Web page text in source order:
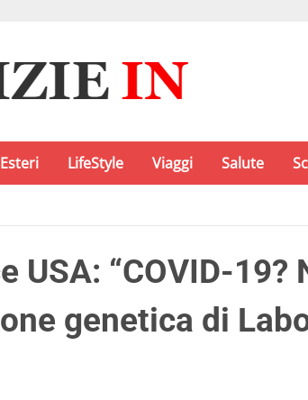
Esteri LifeStyle Viaggi Salute
USA: “COVID-19?
genetica di